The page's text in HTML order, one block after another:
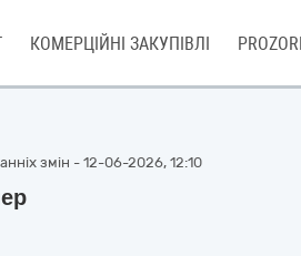
КОМЕРЦІЙНІ ЗАКУПІВЛІ
змін - 12-06-2026, 12:10